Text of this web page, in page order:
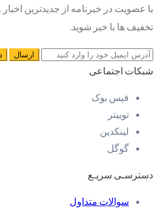
با عضویت در خبرنامه از جدیدترین
تخفیف ها با خبر شوید.
شبکات اجتماعی
فیس بوک
توییتر
لینکدین
گوگل
دسترسـی سریـع
سوالات متداول